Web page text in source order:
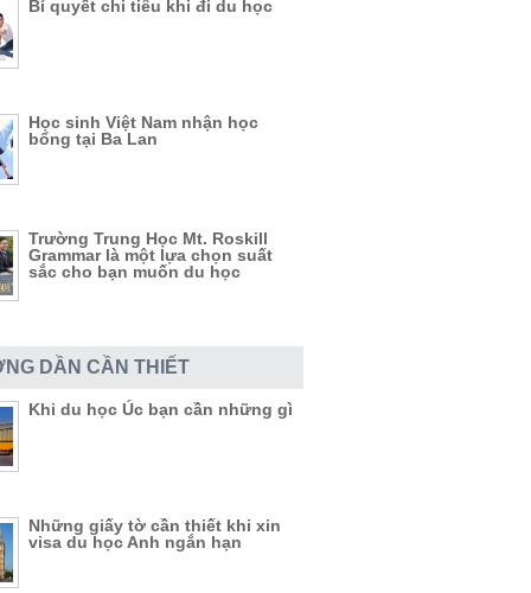
Bí quyết chi tiêu khi đi du học
Học sinh Việt Nam nhận học
bổng tại Ba Lan
Trường Trung Học Mt. Roskill
Grammar là một lựa chọn suất
sắc cho bạn muốn du học
DẦN CẦN THIẾT
Khi du học Úc bạn cần những gì
Những giấy tờ cần thiết khi xin
visa du học Anh ngắn hạn